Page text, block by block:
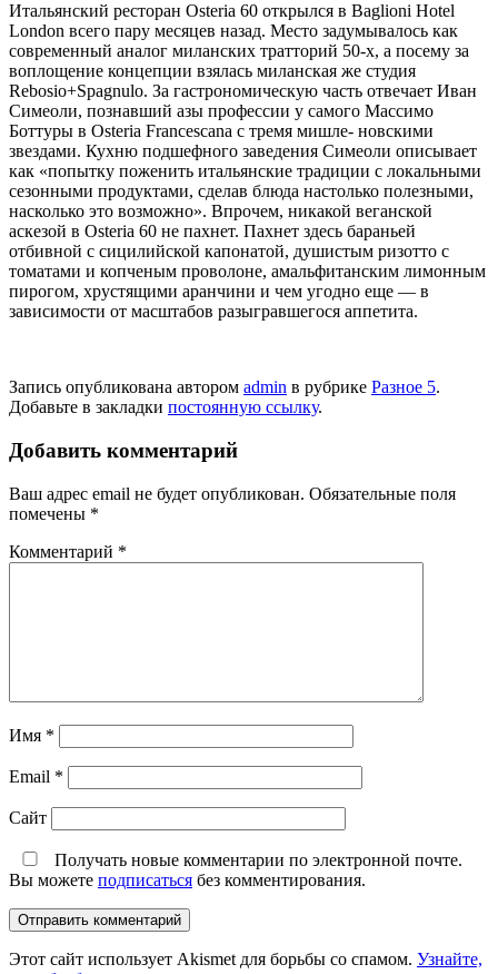
Итальянский ресторан Osteria 60 открылся в Baglioni Hotel
London всего пару месяцев назад. Место задумы­валось как
современный аналог миланских тратто­рий 50-х, а посему за
воплощение концепции взялась миланская же студия
Rebosio+Spagnulo. За гастрономическую часть отвечает Иван
Симеоли, познавший азы профессии у са­мого Массимо
Боттуры в Osteria Francescana с тремя мишле- новскими
звездами. Кухню подшефного заведения Симеоли описывает
как «попытку поженить итальянские традиции с локальными
сезонными продуктами, сделав блюда настоль­ко полезными,
насколько это возможно». Впрочем, никакой веганской
аскезой в Osteria 60 не пахнет. Пахнет здесь бара­ньей
отбивной с сицилийской капонатой, душистым ризотто с
томатами и копче­ным проволоне, амальфитанским лимон­ным
пирогом, хрустящими аранчини и чем угодно еще — в
зависимости от масштабов разыгравшегося аппетита.
Запись опубликована автором admin в рубрике Разное 5.
Добавьте в закладки постоянную ссылку.
Добавить комментарий
Ваш адрес email не будет опубликован. Обязательные поля
помечены *
Комментарий *
Имя *
Email *
Сайт
Получать новые комментарии по электронной почте.
Вы можете подписаться без комментирования.
Этот сайт использует Akismet для борьбы со спамом. Узнайте,